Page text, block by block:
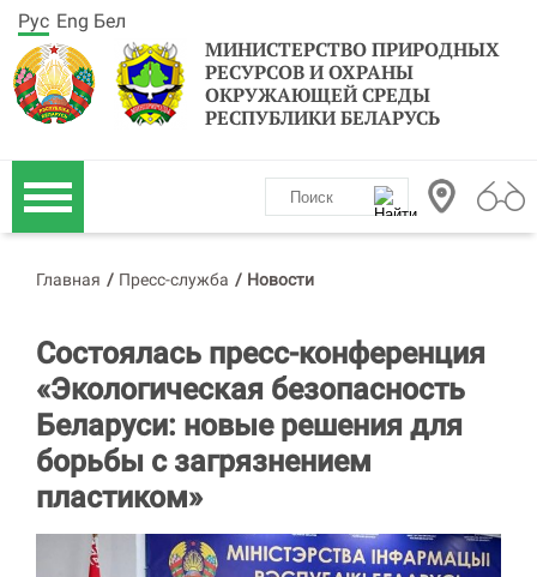
МИНИСТЕРСТВО ПРИРОДНЫХ
РЕСУРСОВ И ОХРАНЫ
ОКРУЖАЮЩЕЙ СРЕДЫ
РЕСПУБЛИКИ БЕЛАРУСЬ
Рус Eng Бел
Главная / Пресс-служба / Новости
Состоялась пресс-конференция
«Экологическая безопасность
Беларуси: новые решения для
борьбы с загрязнением
пластиком»